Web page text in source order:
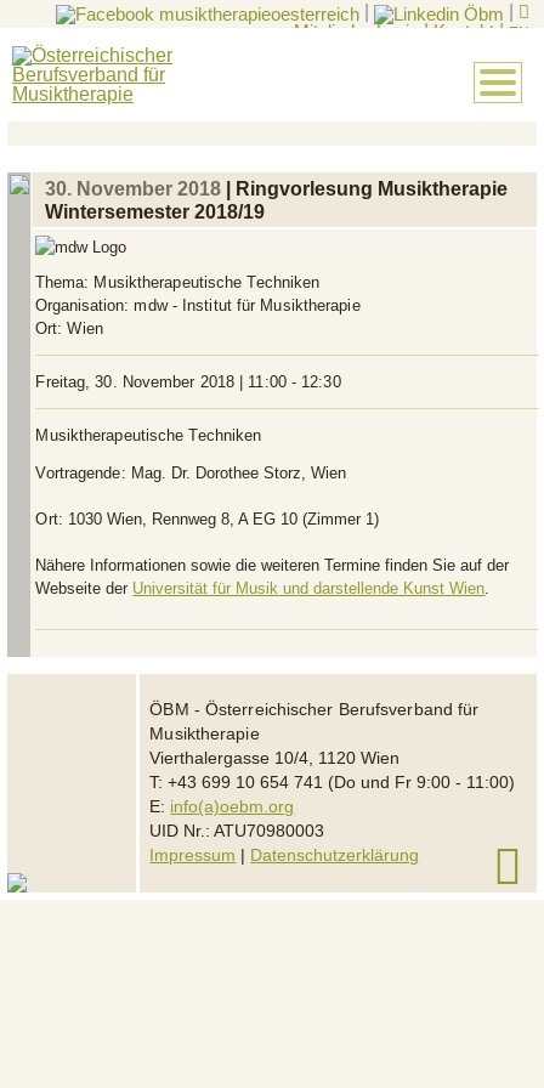
Mitglieder-Login
| Kontakt | EN
30. November 2018 | Ringvorlesung Musiktherapie
Wintersemester 2018/19
Thema: Musiktherapeutische Techniken
Organisation:mdw - Institut für Musiktherapie
Ort:Wien
Freitag, 30. November 2018 | 11:00 - 12:30
Musiktherapeutische Techniken
Vortragende: Mag. Dr. Dorothee Storz, Wien
Ort: 1030 Wien, Rennweg 8, A EG 10 (Zimmer 1)
Nähere Informationen sowie die weiteren Termine finden Sie auf der
Webseite der Universität für Musik und darstellende Kunst Wien.
ÖBM - Österreichischer Berufsverband für
Musiktherapie
Vierthalergasse 10/4, 1120 Wien
T: +43 699 10 654 741 (Do und Fr 9:00 - 11:00)
E: info(a)oebm.org
UID Nr.: ATU70980003
Impressum
Datenschutzerklärung